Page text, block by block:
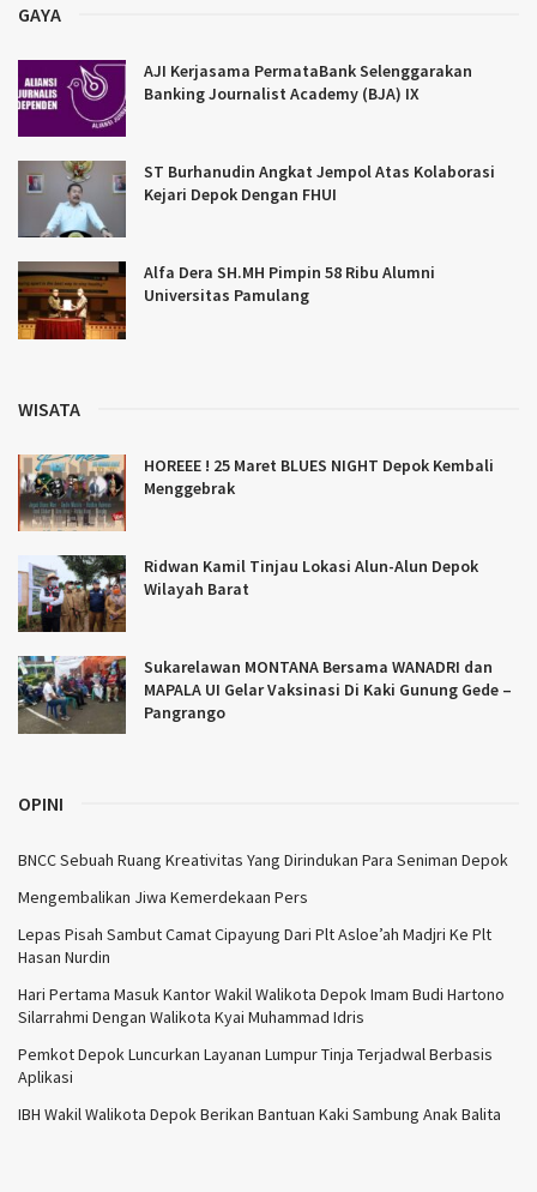
GAYA
AJI Kerjasama PermataBank Selenggarakan
Banking Journalist Academy (BJA) IX
ST Burhanudin Angkat Jempol Atas Kolaborasi
Kejari Depok Dengan FHUI
Alfa Dera SH.MH Pimpin 58 Ribu Alumni
Universitas Pamulang
WISATA
HOREEE ! 25 Maret BLUES NIGHT Depok Kembali
Menggebrak
Ridwan Kamil Tinjau Lokasi Alun-Alun Depok
Wilayah Barat
Sukarelawan MONTANA Bersama WANADRI dan
MAPALA UI Gelar Vaksinasi Di Kaki Gunung Gede –
Pangrango
OPINI
BNCC Sebuah Ruang Kreativitas Yang Dirindukan Para Seniman Depok
Mengembalikan Jiwa Kemerdekaan Pers
Lepas Pisah Sambut Camat Cipayung Dari Plt Asloe’ah Madjri Ke Plt
Hasan Nurdin
Hari Pertama Masuk Kantor Wakil Walikota Depok Imam Budi Hartono
Silarrahmi Dengan Walikota Kyai Muhammad Idris
Pemkot Depok Luncurkan Layanan Lumpur Tinja Terjadwal Berbasis
Aplikasi
IBH Wakil Walikota Depok Berikan Bantuan Kaki Sambung Anak Balita